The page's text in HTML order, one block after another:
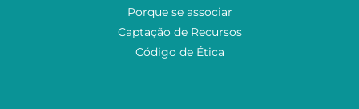
Porque se associar
Captação de Recursos
Código de Ética